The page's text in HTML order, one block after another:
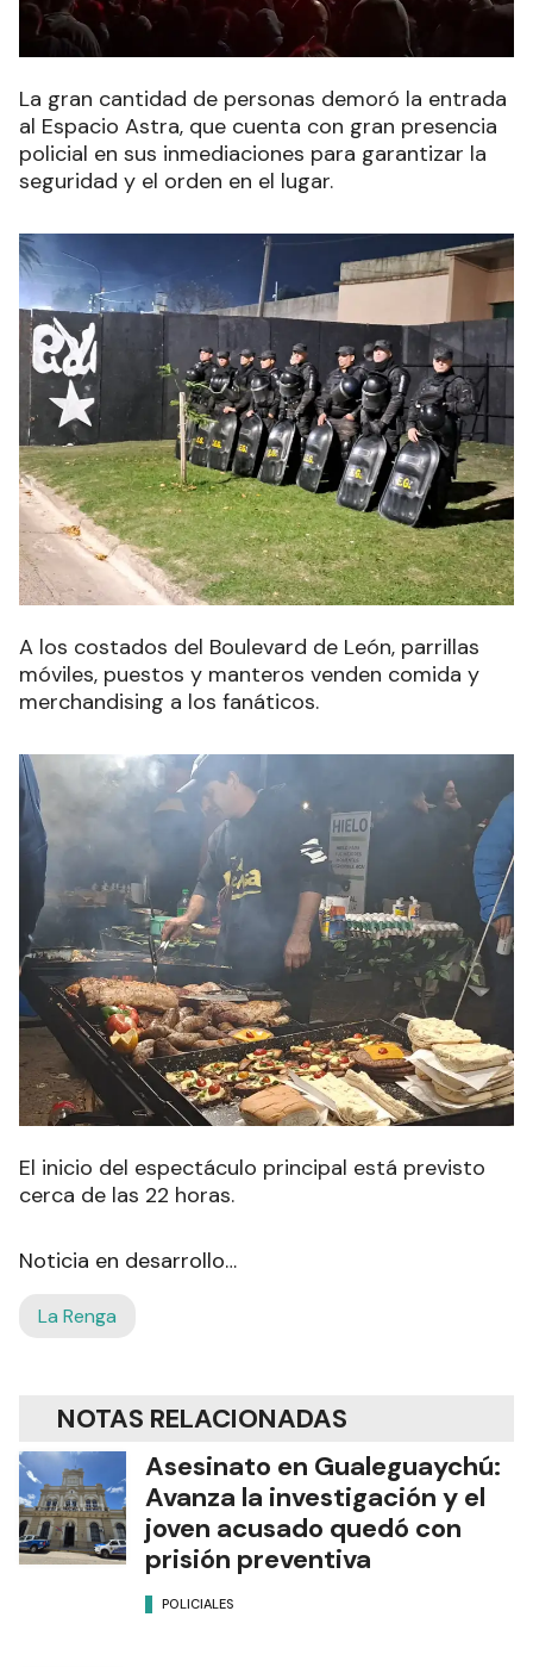
La gran cantidad de personas demoró la entrada
al Espacio Astra, que cuenta con gran presencia
policial en sus inmediaciones para garantizar la
seguridad y el orden en el lugar.
A los costados del Boulevard de León, parrillas
móviles, puestos y manteros venden comida y
merchandising a los fanáticos.
El inicio del espectáculo principal está previsto
cerca de las 22 horas.
Noticia en desarrollo…
La Renga
NOTAS RELACIONADAS
Asesinato en Gualeguaychú:
Avanza la investigación y el
joven acusado quedó con
prisión preventiva
POLICIALES